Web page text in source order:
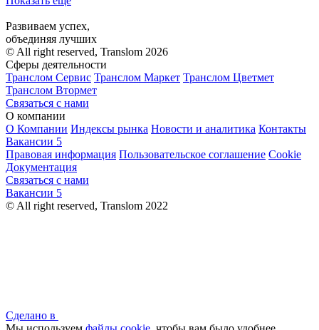
Развиваем успех,
объединяя лучших
© All right reserved, Translom 2026
Сферы деятельности
Транслом Сервис Транслом Маркет Транслом Цветмет
Транслом Втормет
Связаться с нами
О компании
О Компании Индексы рынка Новости и аналитика Контакты
Вакансии 5
Правовая информация Пользовательское соглашение Cookie
Документация
Связаться с нами
Вакансии 5
© All right reserved, Translom 2022
Сделано в